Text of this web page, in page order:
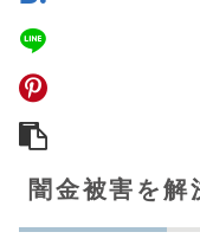
闇金被害を解